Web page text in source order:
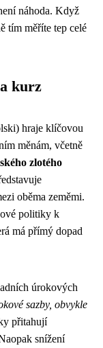
náhoda. Když
tím měříte tep celé
kurz
hraje klíčovou
měnám, včetně
zlotého
oběma zeměmi.
politiky k
má přímý dopad
úrokových
sazby, obvykle
přitahují
snížení